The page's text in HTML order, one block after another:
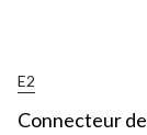
E2
Connecteur